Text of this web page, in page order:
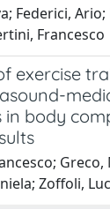
Federici,
Francesco
exercise
body
Zoffoli,